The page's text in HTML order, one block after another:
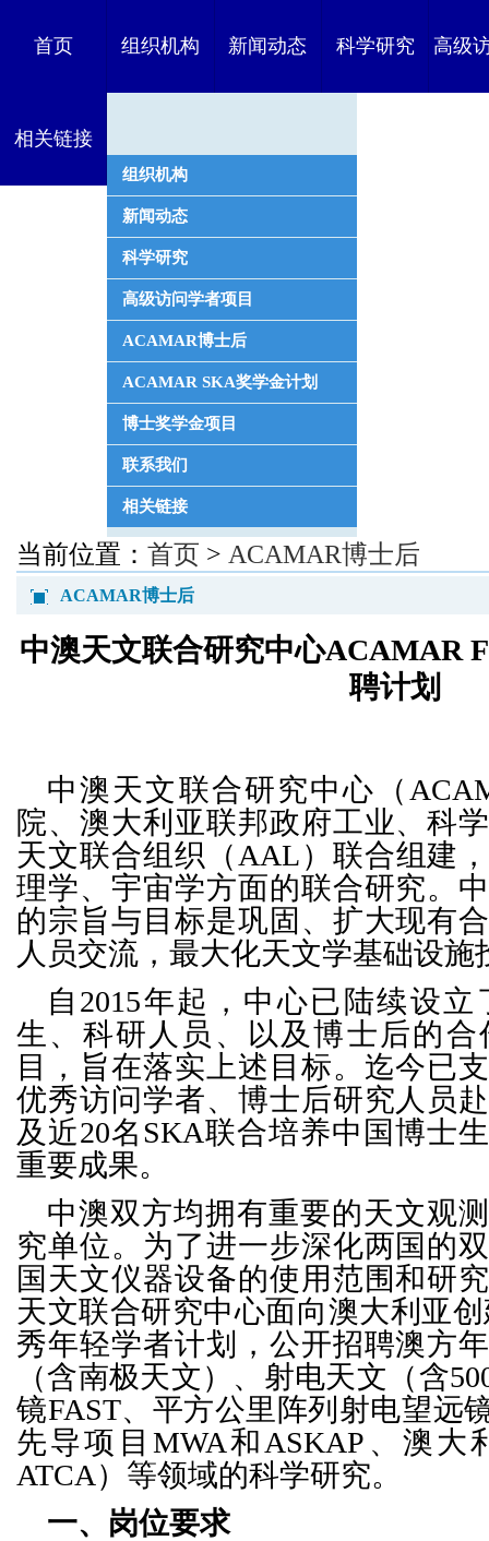
首页 组织机构 新闻动态 科学研究 高级
相关链接
组织机构
新闻动态
科学研究
高级访问学者项目
ACAMAR博士后
ACAMAR SKA奖学金计划
博士奖学金项目
联系我们
相关链接
当前位置： 首页 > ACAMAR博士后
ACAMAR博士后
中澳天文联合研究中心ACAMAR
聘计划
中澳天文联合研究中心（
院、澳大利亚联邦政府工业、科
天文联合组织（AAL）联合组建
理学、宇宙学方面的联合研究。
的宗旨与目标是巩固、扩大现有
人员交流，最大化天文学基础设施
自2015年起，中心已陆续设
生、科研人员、以及博士后的
目，旨在落实上述目标。迄今已
优秀访问学者、博士后研究人员
及近20名SKA联合培养中国博士
重要成果。
中澳双方均拥有重要的天文观
究单位。为了进一步深化两国的
国天文仪器设备的使用范围和研
天文联合研究中心面向澳大利亚
秀年轻学者计划，公开招聘澳方
（含南极天文）、射电天文（含
镜FAST、平方公里阵列射电望远
先导项目MWA和ASKAP、澳大
ATCA）等领域的科学研究。
一、岗位要求